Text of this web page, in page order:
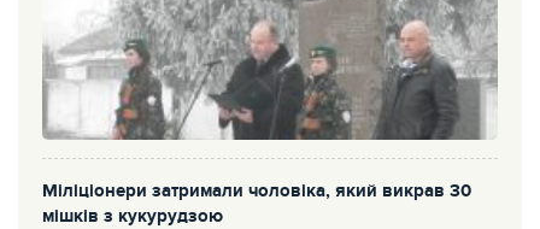
Міліціонери затримали чоловіка, який викрав 30
мішків з кукурудзою